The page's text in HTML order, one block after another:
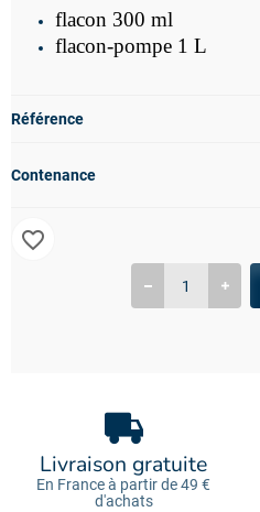
flacon 300 ml
flacon-pompe 1 L
Référence
Contenance
favorite_border
Livraison gratuite
En France à partir de 49 €
d'achats